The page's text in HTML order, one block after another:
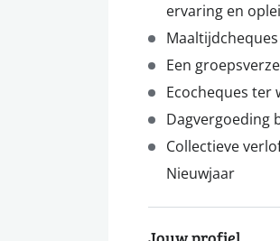
ervaring en
Een
Ecocheques ter
Dagvergoeding
Collectieve
Nieuwjaar